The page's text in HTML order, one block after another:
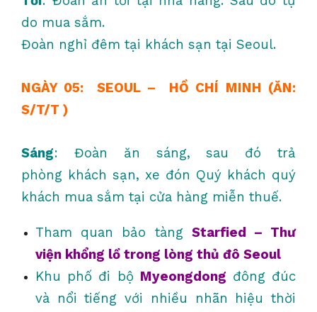
do mua sắm.
Đoàn nghỉ đêm tại khách sạn tại Seoul.
NGÀY 05: SEOUL – HỒ CHÍ MINH (ĂN:
S/T/T )
Sáng: Đoàn ăn sáng, sau đó trả
phòng khách sạn, xe đón Quý khách quý
khách mua sắm tại cửa hàng miễn thuế.
Tham quan bảo tàng Starfied – Thư
viện khổng lồ trong lòng thủ đô Seoul
Khu phố đi bộ Myeongdong đông đúc
và nổi tiếng với nhiều nhãn hiệu thời